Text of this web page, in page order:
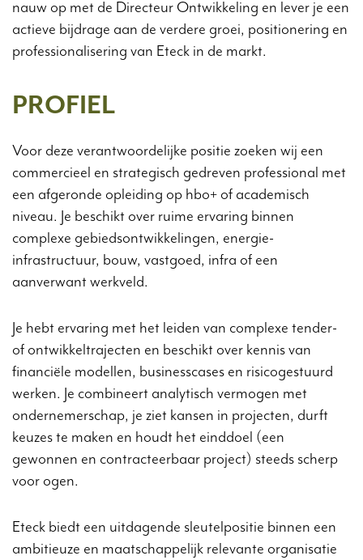
nauw op met de Directeur Ontwikkeling en lever je een
actieve bijdrage aan de verdere groei, positionering en
professionalisering van Eteck in de markt.
PROFIEL
Voor deze verantwoordelijke positie zoeken wij een
commercieel en strategisch gedreven professional met
een afgeronde opleiding op hbo+ of academisch
niveau. Je beschikt over ruime ervaring binnen
complexe gebiedsontwikkelingen, energie-
infrastructuur, bouw, vastgoed, infra of een
aanverwant werkveld.
Je hebt ervaring met het leiden van complexe tender-
of ontwikkeltrajecten en beschikt over kennis van
financiële modellen, businesscases en risicogestuurd
werken. Je combineert analytisch vermogen met
ondernemerschap, je ziet kansen in projecten, durft
keuzes te maken en houdt het einddoel (een
gewonnen en contracteerbaar project) steeds scherp
voor ogen.
Eteck biedt een uitdagende sleutelpositie binnen een
ambitieuze en maatschappelijk relevante organisatie